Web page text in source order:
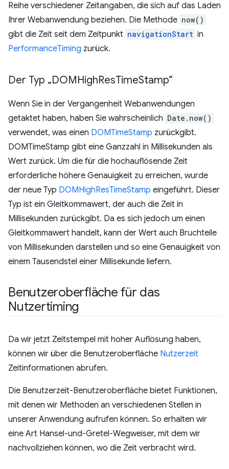
Reihe verschiedener Zeitangaben, die sich auf das Laden
Ihrer Webanwendung beziehen. Die Methode now()
gibt die Zeit seit dem Zeitpunkt navigationStart in
PerformanceTiming zurück.
Der Typ „DOMHighResTimeStamp“
Wenn Sie in der Vergangenheit Webanwendungen
getaktet haben, haben Sie wahrscheinlich Date.now()
verwendet, was einen DOMTimeStamp zurückgibt.
DOMTimeStamp gibt eine Ganzzahl in Millisekunden als
Wert zurück. Um die für die hochauflösende Zeit
erforderliche höhere Genauigkeit zu erreichen, wurde
der neue Typ DOMHighResTimeStamp eingeführt. Dieser
Typ ist ein Gleitkommawert, der auch die Zeit in
Millisekunden zurückgibt. Da es sich jedoch um einen
Gleitkommawert handelt, kann der Wert auch Bruchteile
von Millisekunden darstellen und so eine Genauigkeit von
einem Tausendstel einer Millisekunde liefern.
Benutzeroberfläche für das
Nutzertiming
Da wir jetzt Zeitstempel mit hoher Auflösung haben,
können wir über die Benutzeroberfläche Nutzerzeit
Zeitinformationen abrufen.
Die Benutzerzeit-Benutzeroberfläche bietet Funktionen,
mit denen wir Methoden an verschiedenen Stellen in
unserer Anwendung aufrufen können. So erhalten wir
eine Art Hansel-und-Gretel-Wegweiser, mit dem wir
nachvollziehen können, wo die Zeit verbracht wird.